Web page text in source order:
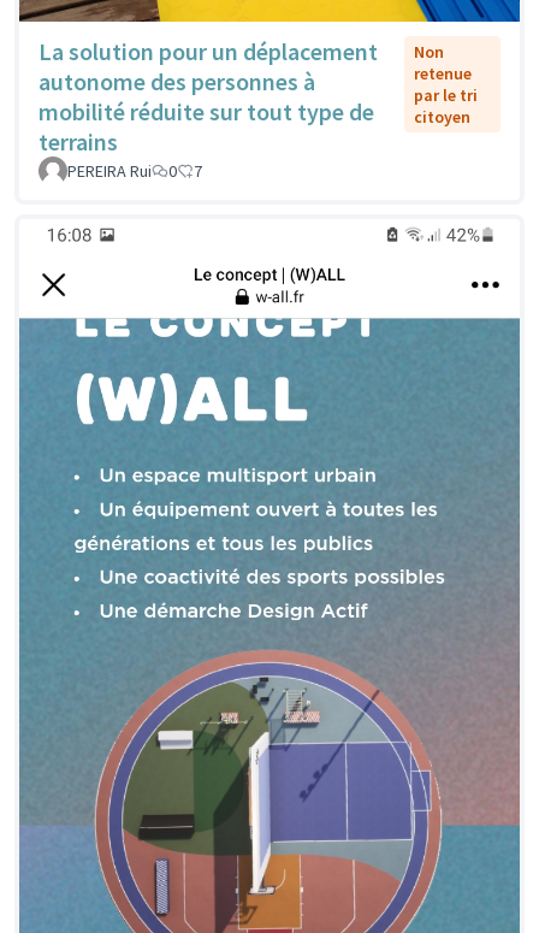
La solution pour un déplacement
autonome des personnes à
mobilité réduite sur tout type de
terrains
Non
retenue
par le tri
citoyen
PEREIRA Rui 0 7